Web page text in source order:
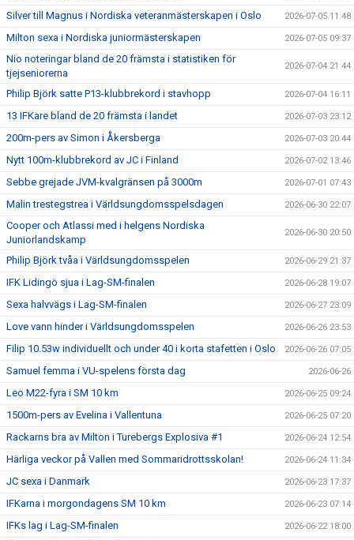
Silver till Magnus i Nordiska veteranmästerskapen i Oslo 2026-07-05 11:48
Milton sexa i Nordiska juniormästerskapen 2026-07-05 09:37
Nio noteringar bland de 20 främsta i statistiken för
tjejseniorerna
2026-07-04 21:44
Philip Björk satte P13-klubbrekord i stavhopp 2026-07-04 16:11
13 IFKare bland de 20 främsta i landet 2026-07-03 23:12
200m-pers av Simon i Åkersberga 2026-07-03 20:44
Nytt 100m-klubbrekord av JC i Finland 2026-07-02 13:46
Sebbe grejade JVM-kvalgränsen på 3000m 2026-07-01 07:43
Malin trestegstrea i Världsungdomsspelsdagen 2026-06-30 22:07
Cooper och Atlassi med i helgens Nordiska
Juniorlandskamp
2026-06-30 20:50
Philip Björk tvåa i Världsungdomsspelen 2026-06-29 21:37
IFK Lidingö sjua i Lag-SM-finalen 2026-06-28 19:07
Sexa halvvägs i Lag-SM-finalen 2026-06-27 23:09
Love vann hinder i Världsungdomsspelen 2026-06-26 23:53
Filip 10.53w individuellt och under 40 i korta stafetten i Oslo 2026-06-26 07:05
Samuel femma i VU-spelens första dag 2026-06-26
Leo M22-fyra i SM 10 km 2026-06-25 09:24
1500m-pers av Evelina i Vallentuna 2026-06-25 07:20
Rackarns bra av Milton i Turebergs Explosiva #1 2026-06-24 12:54
Härliga veckor på Vallen med Sommaridrottsskolan! 2026-06-24 11:34
JC sexa i Danmark 2026-06-23 17:37
IFKarna i morgondagens SM 10 km 2026-06-23 07:14
IFKs lag i Lag-SM-finalen 2026-06-22 18:00